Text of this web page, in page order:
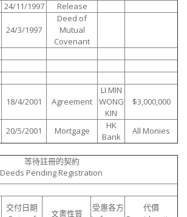
24/11/1997 Release
24/3/1997
Deed of
Mutual
Covenant
18/4/2001 Agreement
LI MIN
WONG
KIN
$3,000,000
20/5/2001 Mortgage
HK
Bank
All Monies
等待註冊的契約
Deeds Pending Registration
交付日期
文書性質
受惠各方
代價